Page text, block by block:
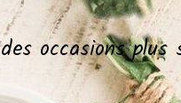
occasions plus